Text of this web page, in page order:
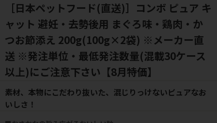
［日本ペットフード(直送)］コンボ ピュア キ
ャット 避妊・去勢後用 まぐろ味・鶏肉・か
つお節添え 200g(100g×2袋) ※メーカー直
送 ※発注単位・最低発注数量(混載30ケース
以上)にご注意下さい【8月特価】
素材、本物にこだわり抜いた、混じりっけないピュアなお
いしさ！